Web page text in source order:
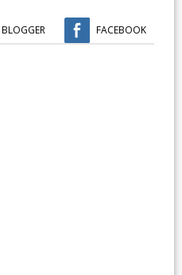
BLOGGER FACEBOOK